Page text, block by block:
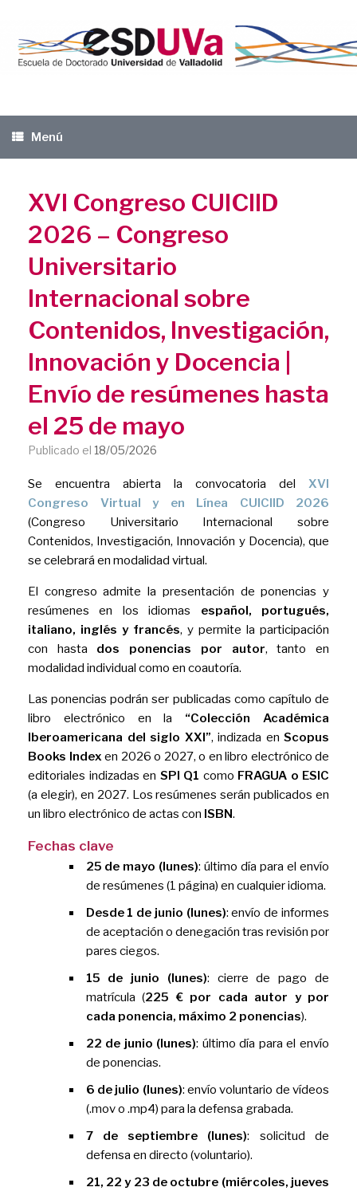
contenido
Menú
XVI Congreso CUICIID
2026 – Congreso
Universitario
Internacional sobre
Contenidos, Investigación,
Innovación y Docencia |
Envío de resúmenes hasta
el 25 de mayo
Publicado el 18/05/2026
Se encuentra abierta la convocatoria del XVI
Congreso Virtual y en Línea CUICIID 2026
(Congreso Universitario Internacional sobre
Contenidos, Investigación, Innovación y Docencia), que
se celebrará en modalidad virtual.
El congreso admite la presentación de ponencias y
resúmenes en los idiomas español, portugués,
italiano, inglés y francés, y permite la participación
con hasta dos ponencias por autor, tanto en
modalidad individual como en coautoría.
Las ponencias podrán ser publicadas como capítulo de
libro electrónico en la “Colección Académica
Iberoamericana del siglo XXI”, indizada en Scopus
Books Indexen 2026 o 2027, o en libro electrónico de
editoriales indizadas en SPI Q1 como FRAGUA o ESIC
(a elegir), en 2027. Los resúmenes serán publicados en
un libro electrónico de actas con ISBN.
Fechas clave
25 de mayo (lunes): último día para el envío
de resúmenes (1 página) en cualquier idioma.
Desde 1 de junio (lunes): envío de informes
de aceptación o denegación tras revisión por
pares ciegos.
15 de junio (lunes): cierre de pago de
matrícula (225 € por cada autor y por
cada ponencia, máximo 2 ponencias).
22 de junio (lunes): último día para el envío
de ponencias.
6 de julio (lunes): envío voluntario de vídeos
(.mov o .mp4) para la defensa grabada.
7 de septiembre (lunes): solicitud de
defensa en directo (voluntario).
21, 22 y 23 de octubre (miércoles, jueves